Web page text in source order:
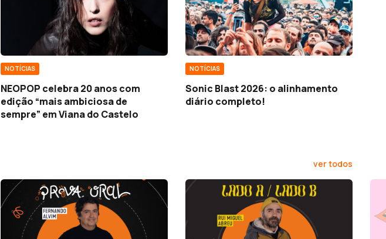
NOTÍCIAS
NEOPOP celebra 20 anos com
edição “mais ambiciosa de
sempre” em Viana do Castelo
NOTÍCIAS
Sonic Blast 2026: o alinhamento
diário completo!
ver todos